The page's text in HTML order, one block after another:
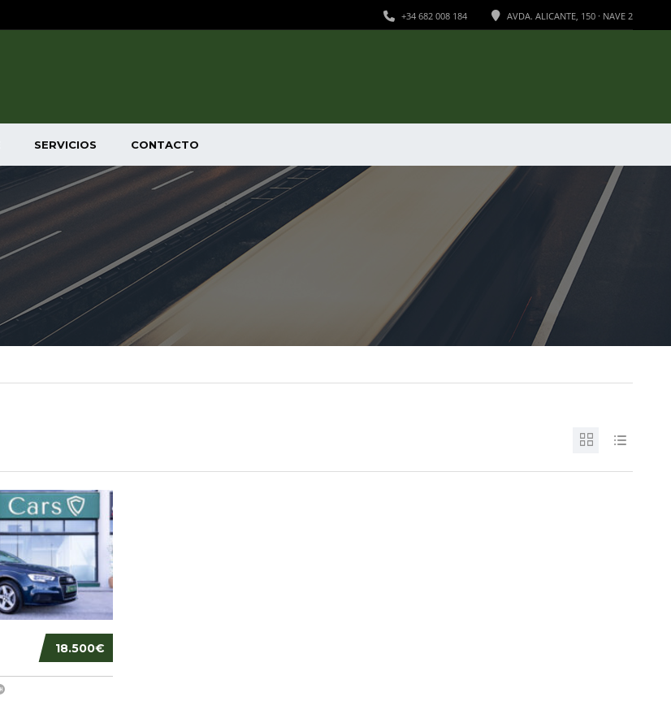
AVDA. ALICANTE, 150 · NAVE 2
+34 682 008 184
SERVICIOS CONTACTO
18.500€